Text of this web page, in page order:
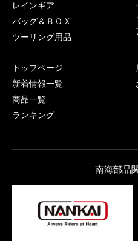
レインギア
バッグ＆ＢＯＸ
ツーリング用品
トップページ
新着情報一覧
商品一覧
ランキング
南海部品